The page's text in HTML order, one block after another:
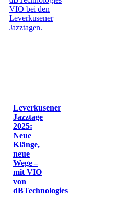
Leverkusener
Jazztage
2025:
Neue
Klänge,
neue
Wege –
mit VIO
von
dBTechnologies